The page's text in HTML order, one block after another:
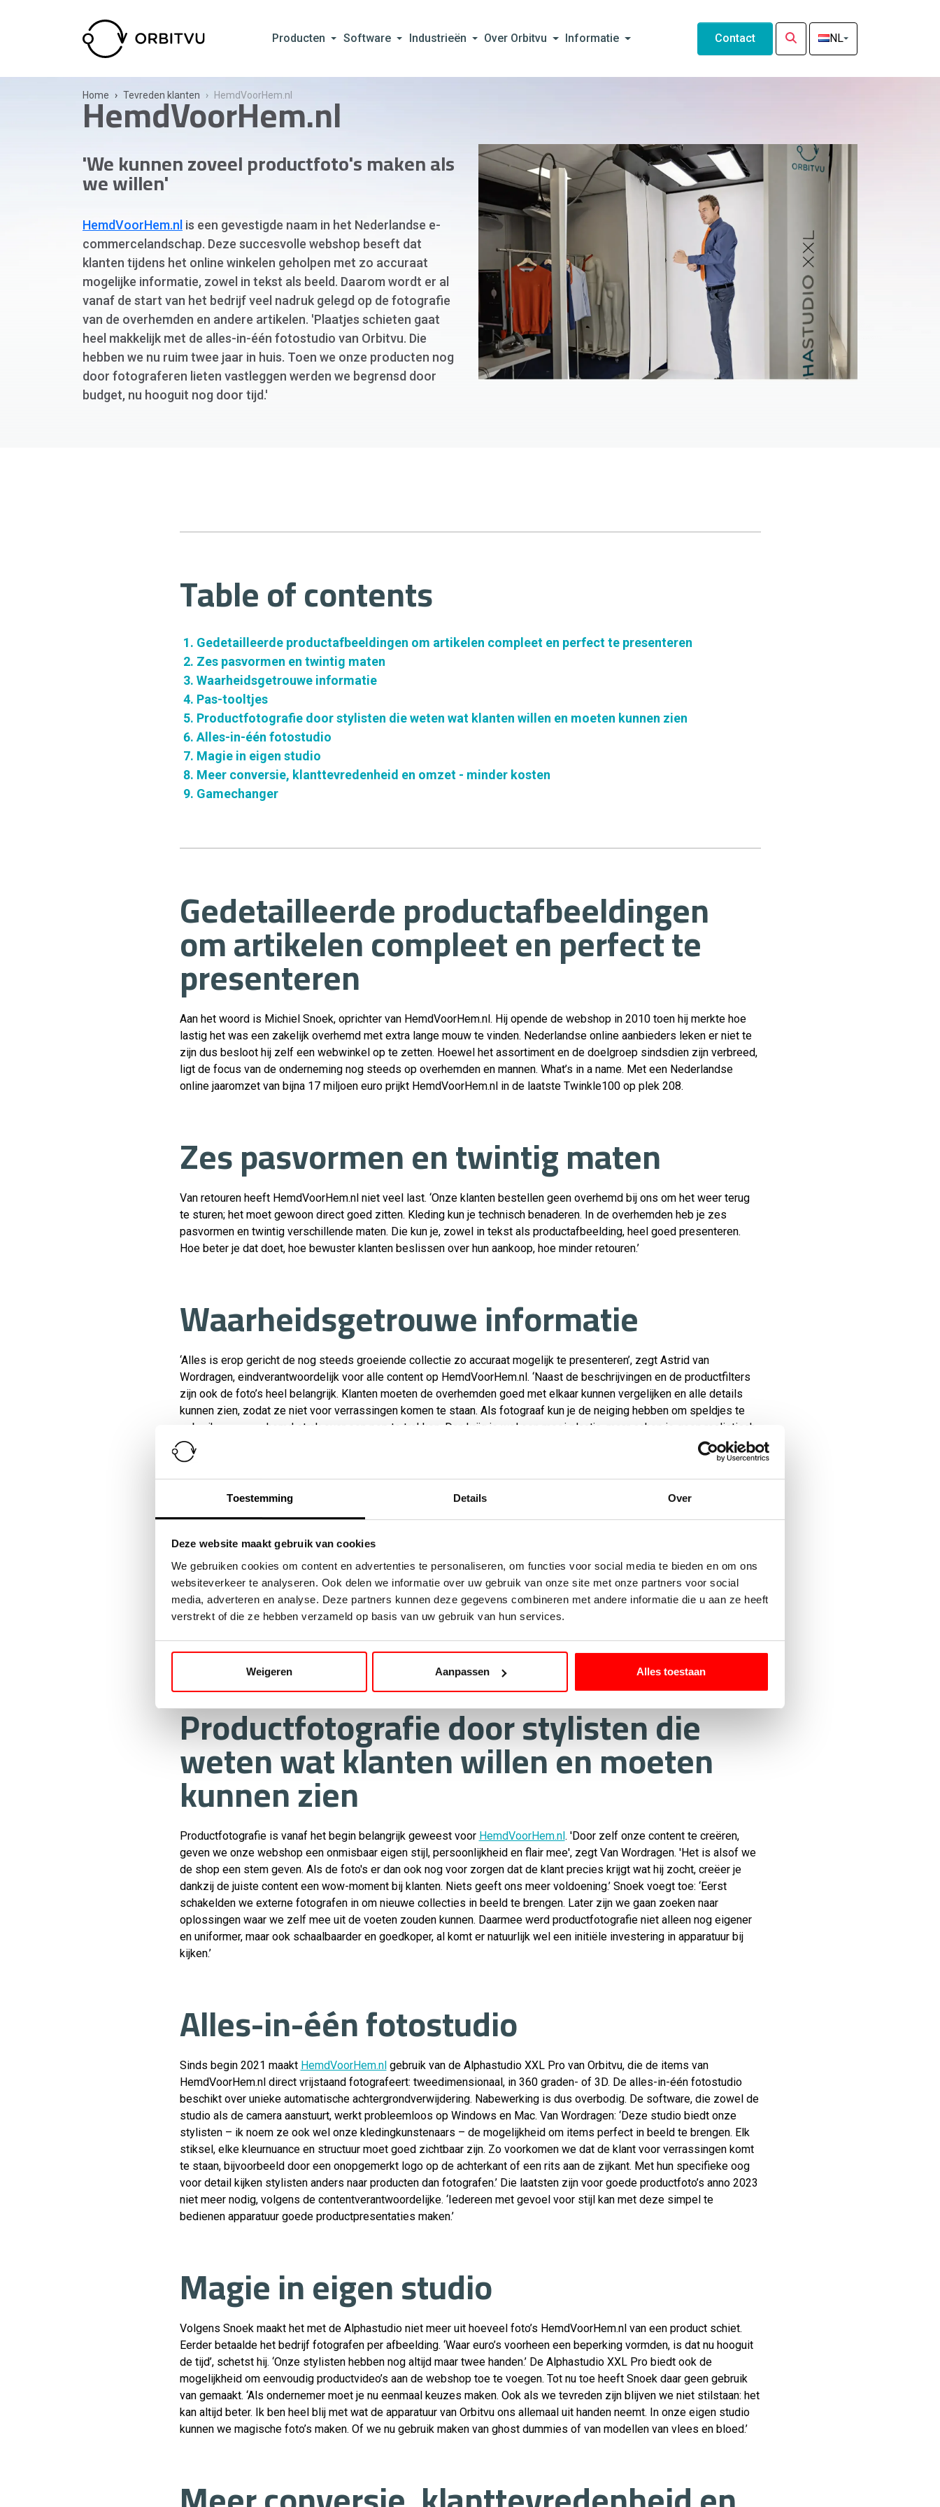
Toestemming Details Over
Deze website maakt gebruik van cookies
We gebruiken cookies om content en advertenties te personaliseren, om functies voor social media te bieden en om ons
websiteverkeer te analyseren. Ook delen we informatie over uw gebruik van onze site met onze partners voor social
media, adverteren en analyse. Deze partners kunnen deze gegevens combineren met andere informatie die u aan ze heeft
verstrekt of die ze hebben verzameld op basis van uw gebruik van hun services.
Weigeren Aanpassen Alles toestaan
Producten Software Industrieën Over Orbitvu Informatie Contact NL
Home Tevreden klanten HemdVoorHem.nl
HemdVoorHem.nl
'We kunnen zoveel productfoto's maken als
we willen'
HemdVoorHem.nl is een gevestigde naam in het Nederlandse e-
commercelandschap. Deze succesvolle webshop beseft dat
klanten tijdens het online winkelen geholpen met zo accuraat
mogelijke informatie, zowel in tekst als beeld. Daarom wordt er al
vanaf de start van het bedrijf veel nadruk gelegd op de fotografie
van de overhemden en andere artikelen. 'Plaatjes schieten gaat
heel makkelijk met de alles-in-één fotostudio van Orbitvu. Die
hebben we nu ruim twee jaar in huis. Toen we onze producten nog
door fotograferen lieten vastleggen werden we begrensd door
budget, nu hooguit nog door tijd.'
Table of contents
Gedetailleerde productafbeeldingen om artikelen compleet en perfect te presenteren
Zes pasvormen en twintig maten
Waarheidsgetrouwe informatie
Pas-tooltjes
Productfotografie door stylisten die weten wat klanten willen en moeten kunnen zien
Alles-in-één fotostudio
Magie in eigen studio
Meer conversie, klanttevredenheid en omzet - minder kosten
Gamechanger
Gedetailleerde productafbeeldingen
om artikelen compleet en perfect te
presenteren
Aan het woord is Michiel Snoek, oprichter van HemdVoorHem.nl. Hij opende de webshop in 2010 toen hij merkte hoe
lastig het was een zakelijk overhemd met extra lange mouw te vinden. Nederlandse online aanbieders leken er niet te
zijn dus besloot hij zelf een webwinkel op te zetten. Hoewel het assortiment en de doelgroep sindsdien zijn verbreed,
ligt de focus van de onderneming nog steeds op overhemden en mannen. What’s in a name. Met een Nederlandse
online jaaromzet van bijna 17 miljoen euro prijkt HemdVoorHem.nl in de laatste Twinkle100 op plek 208.
Zes pasvormen en twintig maten
Van retouren heeft HemdVoorHem.nl niet veel last. ‘Onze klanten bestellen geen overhemd bij ons om het weer terug
te sturen; het moet gewoon direct goed zitten. Kleding kun je technisch benaderen. In de overhemden heb je zes
pasvormen en twintig verschillende maten. Die kun je, zowel in tekst als productafbeelding, heel goed presenteren.
Hoe beter je dat doet, hoe bewuster klanten beslissen over hun aankoop, hoe minder retouren.’
Waarheidsgetrouwe informatie
‘Alles is erop gericht de nog steeds groeiende collectie zo accuraat mogelijk te presenteren’, zegt Astrid van
Wordragen, eindverantwoordelijk voor alle content op HemdVoorHem.nl. ‘Naast de beschrijvingen en de productfilters
zijn ook de foto’s heel belangrijk. Klanten moeten de overhemden goed met elkaar kunnen vergelijken en alle details
kunnen zien, zodat ze niet voor verrassingen komen te staan. Als fotograaf kun je de neiging hebben om speldjes te
gebruiken en een hemd strak over een pop te trekken. Dan krijg je wel een mooi plaatje, maar schep je geen realistisch
beeld.’ Waarheidsgetrouwe presentatie, daar zijn klanten mee geholpen. En HemdVoorHem.nl uiteindelijk ook. Van
Wordragen: ‘Klanten moeten alleen op basis van de plaatjes al een gefundeerde aankoopbeslissing kunnen nemen.’
Pas-tooltjes
Oprichter Snoek heeft naar eigen zeggen vanaf de start van het bedrijf zo'n beetje alle tools gebruikt die de online
klanten maatadvies geven en pretenderen zo retouren te voorkomen:‘Mijn ervaring leert dat shoppers vaak toch niet
het juiste antwoord krijgen. Als ondernemer betaal je maandelijks voor die tools en moet je ook nog zelf je maattabellen
inleveren. Ik kan me voorstellen dat die oplossingen dankzij AI de komende tijd wel beter worden. Gelukkig is ons
retourpercentage nu al erg laag. Voor maatadvies kunnen klanten bovendien altijd laagdrempelig contact opnemen met
onze klantenservice.’
Productfotografie door stylisten die
weten wat klanten willen en moeten
kunnen zien
Productfotografie is vanaf het begin belangrijk geweest voor HemdVoorHem.nl. 'Door zelf onze content te creëren,
geven we onze webshop een onmisbaar eigen stijl, persoonlijkheid en flair mee', zegt Van Wordragen. 'Het is alsof we
de shop een stem geven. Als de foto's er dan ook nog voor zorgen dat de klant precies krijgt wat hij zocht, creëer je
dankzij de juiste content een wow-moment bij klanten. Niets geeft ons meer voldoening.’ Snoek voegt toe: ‘Eerst
schakelden we externe fotografen in om nieuwe collecties in beeld te brengen. Later zijn we gaan zoeken naar
oplossingen waar we zelf mee uit de voeten zouden kunnen. Daarmee werd productfotografie niet alleen nog eigener
en uniformer, maar ook schaalbaarder en goedkoper, al komt er natuurlijk wel een initiële investering in apparatuur bij
kijken.’
Alles-in-één fotostudio
Sinds begin 2021 maakt HemdVoorHem.nlgebruik van de Alphastudio XXL Pro van Orbitvu, die de items van
HemdVoorHem.nl direct vrijstaand fotografeert: tweedimensionaal, in 360 graden- of 3D. De alles-in-één fotostudio
beschikt over unieke automatische achtergrondverwijdering. Nabewerking is dus overbodig. De software, die zowel de
studio als de camera aanstuurt, werkt probleemloos op Windows en Mac. Van Wordragen: ‘Deze studio biedt onze
stylisten – ik noem ze ook wel onze kledingkunstenaars – de mogelijkheid om items perfect in beeld te brengen. Elk
stiksel, elke kleurnuance en structuur moet goed zichtbaar zijn. Zo voorkomen we dat de klant voor verrassingen komt
te staan, bijvoorbeeld door een onopgemerkt logo op de achterkant of een rits aan de zijkant. Met hun specifieke oog
voor detail kijken stylisten anders naar producten dan fotografen.’ Die laatsten zijn voor goede productfoto’s anno 2023
niet meer nodig, volgens de contentverantwoordelijke. ‘Iedereen met gevoel voor stijl kan met deze simpel te
bedienen apparatuur goede productpresentaties maken.’
Magie in eigen studio
Volgens Snoek maakt het met de Alphastudio niet meer uit hoeveel foto’s HemdVoorHem.nl van een product schiet.
Eerder betaalde het bedrijf fotografen per afbeelding. ‘Waar euro’s voorheen een beperking vormden, is dat nu hooguit
de tijd’, schetst hij. ‘Onze stylisten hebben nog altijd maar twee handen.’ De Alphastudio XXL Pro biedt ook de
mogelijkheid om eenvoudig productvideo’s aan de webshop toe te voegen. Tot nu toe heeft Snoek daar geen gebruik
van gemaakt. ‘Als ondernemer moet je nu eenmaal keuzes maken. Ook als we tevreden zijn blijven we niet stilstaan: het
kan altijd beter. Ik ben heel blij met wat de apparatuur van Orbitvu ons allemaal uit handen neemt. In onze eigen studio
kunnen we magische foto’s maken. Of we nu gebruik maken van ghost dummies of van modellen van vlees en bloed.’